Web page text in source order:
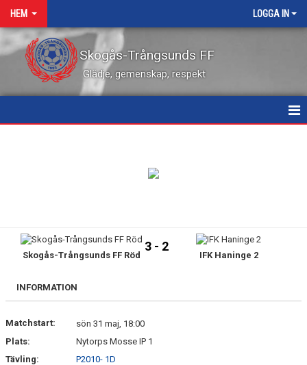
HEM LOGGA IN
Skogås-Trångsunds FF
Glädje, gemenskap, respekt
MATCHER
KONTAKT
FAQ
Skogås-Trångsunds FF Röd
3 - 2
IFK Haninge 2
INFORMATION
Matchstart:
sön 31 maj, 18:00
Plats:
Nytorps Mosse IP 1
Tävling:
P2010- 1D